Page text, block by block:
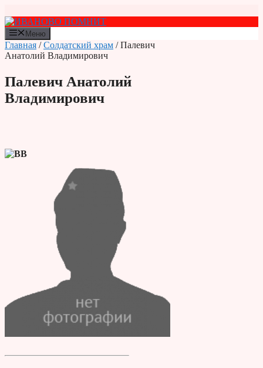
к
содержимому
Меню
Главная /Солдатский храм / Палевич
Анатолий Владимирович
Палевич Анатолий
Владимирович